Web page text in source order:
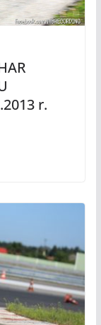
r.